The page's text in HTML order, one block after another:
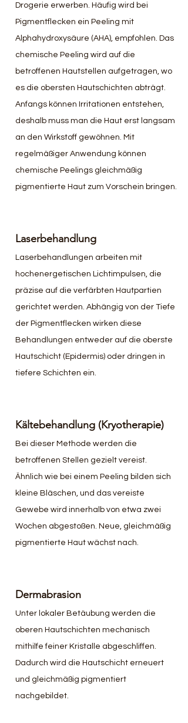
Drogerie erwerben. Häufig wird bei
Pigmentflecken ein Peeling mit
Alphahydroxysäure (AHA), empfohlen. Das
chemische Peeling wird auf die
betroffenen Hautstellen aufgetragen, wo
es die obersten Hautschichten abträgt.
Anfangs können Irritationen entstehen,
deshalb muss man die Haut erst langsam
an den Wirkstoff gewöhnen. Mit
regelmäßiger Anwendung können
chemische Peelings gleichmäßig
pigmentierte Haut zum Vorschein bringen.
Laserbehandlung
Laserbehandlungen arbeiten mit
hochenergetischen Lichtimpulsen, die
präzise auf die verfärbten Hautpartien
gerichtet werden. Abhängig von der Tiefe
der Pigmentflecken wirken diese
Behandlungen entweder auf die oberste
Hautschicht (Epidermis) oder dringen in
tiefere Schichten ein.
Kältebehandlung (Kryotherapie)
Bei dieser Methode werden die
betroffenen Stellen gezielt vereist.
Ähnlich wie bei einem Peeling bilden sich
kleine Bläschen, und das vereiste
Gewebe wird innerhalb von etwa zwei
Wochen abgestoßen. Neue, gleichmäßig
pigmentierte Haut wächst nach.
Dermabrasion
Unter lokaler Betäubung werden die
oberen Hautschichten mechanisch
mithilfe feiner Kristalle abgeschliffen.
Dadurch wird die Hautschicht erneuert
und gleichmäßig pigmentiert
nachgebildet.